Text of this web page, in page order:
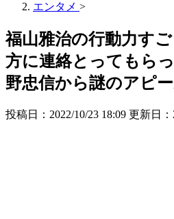
エンタメ >
福山雅治の行動力す
方に連絡とってもら
野忠信から謎のアピ
投稿日：2022/10/23 18:09 更新日：